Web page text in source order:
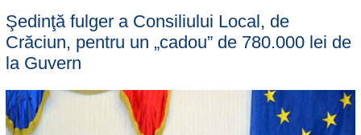
Şedinţă fulger a Consiliului Local, de
Crăciun, pentru un „cadou” de 780.000 lei de
la Guvern